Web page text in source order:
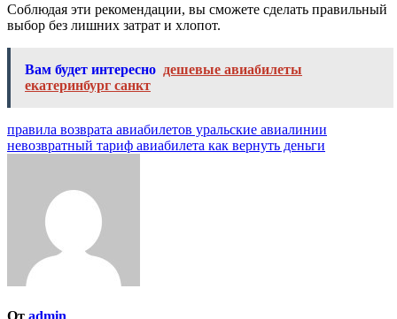
Соблюдая эти рекомендации, вы сможете сделать правильный
выбор без лишних затрат и хлопот.
Вам будет интересно дешевые авиабилеты
екатеринбург санкт
Навигация
по
правила возврата авиабилетов уральские авиалинии
невозвратный тариф авиабилета как вернуть деньги